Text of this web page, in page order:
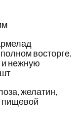
восторге.
и нежную
желатин,
пищевой